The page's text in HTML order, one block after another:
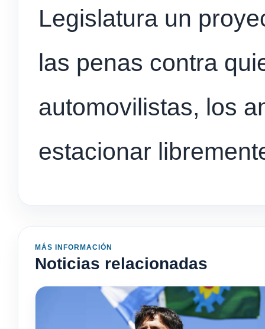
Legislatura un
las penas contra
automovilistas, los
estacionar
MÁS INFORMACIÓN
Noticias relacionadas